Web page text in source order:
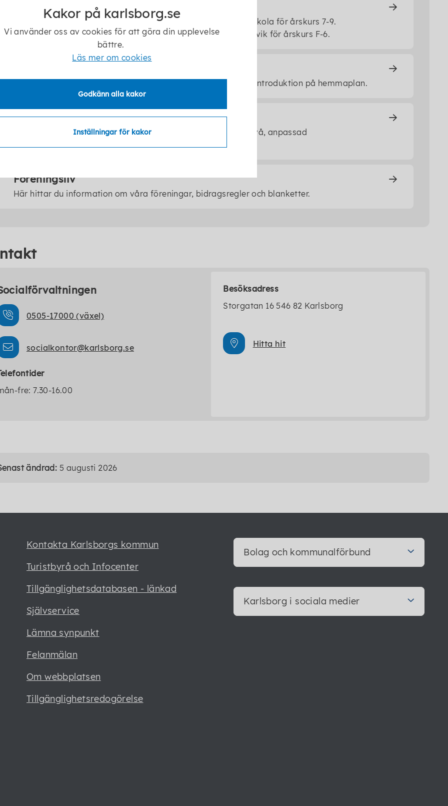
Grundskolor i Karlsborgs kommun
I Karlsborgs kommun finns två skolor för årskurs F-6 och en skola för årskurs 7-9.
Förutom de kommunala skolorna finns även en friskola i Forsvik för årskurs F-6.
Karlsborgs gymnasieskola erbjuder individuellt val och språkintroduktion på hemmaplan.
Vuxenutbildning
Vuxenutbildningen erbjuder grundläggande och gymnasial nivå, anpassad
vuxenutbildning, SFI och yrkesutbildning.
Föreningsliv
Här hittar du information om våra föreningar, bidragsregler och blanketter.
0505-17000 (växel)
socialkontor@karlsborg.se
fre: 7.30-16.00
Besöksadress
Storgatan 16 546 82 Karlsborg
Hitta hit
ändrad: 5 augusti 2026
Kontakta Karlsborgs kommun
Turistbyrå och Infocenter
Tillgänglighetsdatabasen - länkad
Självservice
Lämna synpunkt
Felanmälan
Om webbplatsen
Tillgänglighetsredogörelse
Bolag och kommunalförbund
Karlsborg i sociala medier
Kakor på karlsborg.se
Vi använder oss av cookies för att göra din upplevelse
bättre.
Läs mer om cookies
Godkänn alla kakor
Inställningar för kakor